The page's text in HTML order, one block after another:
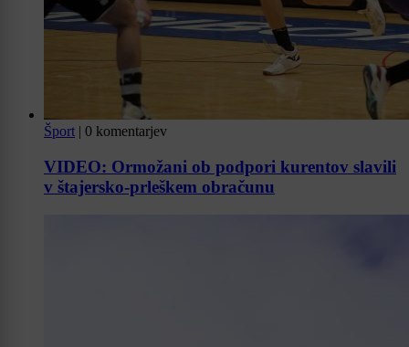
Šport | 0 komentarjev
VIDEO: Ormožani ob podpori kurentov slavili
v štajersko-prleškem obračunu